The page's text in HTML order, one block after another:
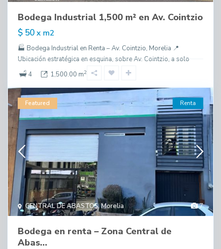
Bodega Industrial 1,500 m² en Av. Cointzio
$ 50x m2
🏭 Bodega Industrial en Renta – Av. Cointzio, Morelia 📍
Ubicación estratégica en esquina, sobre Av. Cointzio, a solo
4
1,500.00 m2
7
CENTRAL DE ABASTOS,Morelia
Featured Renta
Bodega en renta – Zona Central de
Abas...